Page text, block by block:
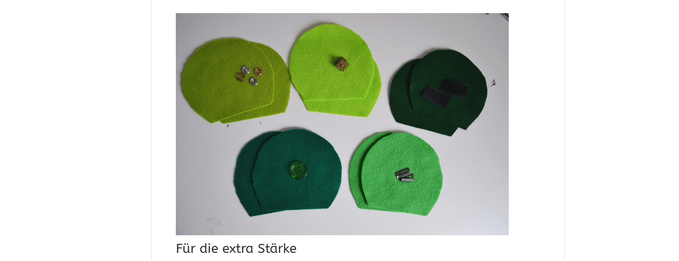
Für die extra Stärke